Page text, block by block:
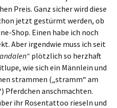
Preis. Ganz sicher wird diese
jetzt gestürmt werden, ob
Shop. Einen habe ich noch
Aber irgendwie muss ich seit
plötzlich so herzhaft
wie sich ein Männlein und
strammen („stramm“ am
Pferdchen anschmachten.
ihr Rosentattoo rieseln und